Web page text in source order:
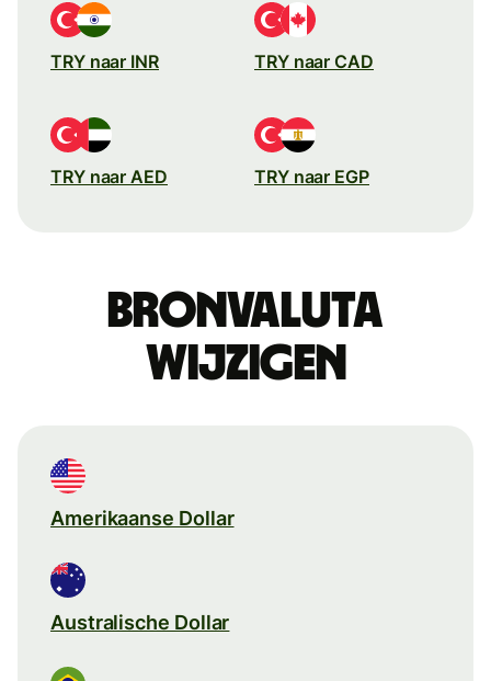
TRY naar INR TRY naar CAD
TRY naar AED TRY naar EGP
Bronvaluta
wijzigen
Amerikaanse Dollar
Australische Dollar